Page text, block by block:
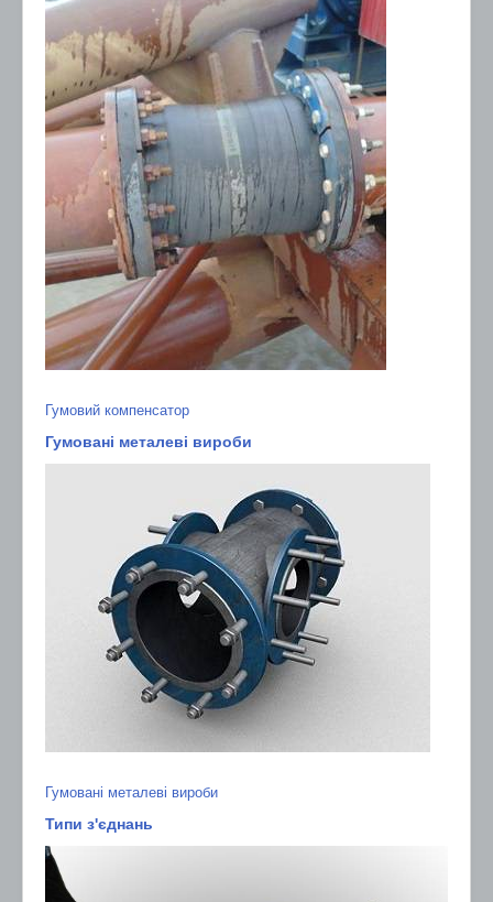
Гумовий компенсатор
Гумовані металеві вироби
Гумовані металеві вироби
Типи з'єднань